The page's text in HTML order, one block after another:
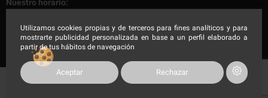
Utilizamos cookies propias y de terceros para fines analíticos y para
mostrarte publicidad personalizada en base a un perfil elaborado a
partir de tus hábitos de navegación
Aceptar Rechazar
Nuestro horario:
Nuestro horario de Lunes a Viernes
Mañana de 9:00 a 14:30h - Tarde de 16:00 a 19:00h
COMPUSPAIN 2023, Todos los derechos reservados.